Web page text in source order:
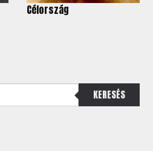
Célország
KERESÉS